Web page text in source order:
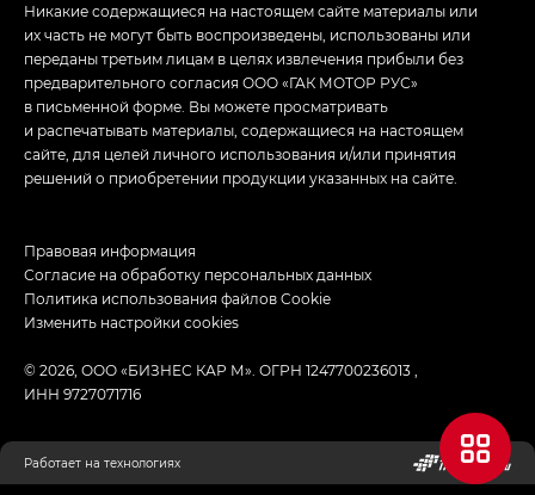
Никакие содержащиеся на настоящем сайте материалы или
их часть не могут быть воспроизведены, использованы или
переданы третьим лицам в целях извлечения прибыли без
предварительного согласия ООО «ГАК МОТОР РУС»
в письменной форме. Вы можете просматривать
и распечатывать материалы, содержащиеся на настоящем
сайте, для целей личного использования и/или принятия
решений о приобретении продукции указанных на сайте.
© 2026, ООО «БИЗНЕС КАР М». ОГРН 1247700236013 ,
ИНН 9727071716
Правовая информация
Согласие на обработку персональных данных
Политика использования файлов Cookie
Изменить настройки cookies
Работает на технологиях